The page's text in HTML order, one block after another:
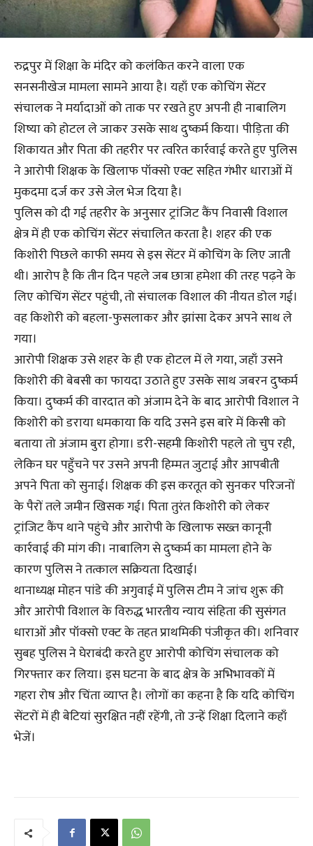
रुद्रपुर में शिक्षा के मंदिर को कलंकित करने वाला एक
सनसनीखेज मामला सामने आया है। यहाँ एक कोचिंग सेंटर
संचालक ने मर्यादाओं को ताक पर रखते हुए अपनी ही नाबालिग
शिष्या को होटल ले जाकर उसके साथ दुष्कर्म किया। पीड़िता की
शिकायत और पिता की तहरीर पर त्वरित कार्रवाई करते हुए पुलिस
ने आरोपी शिक्षक के खिलाफ पॉक्सो एक्ट सहित गंभीर धाराओं में
मुकदमा दर्ज कर उसे जेल भेज दिया है।
पुलिस को दी गई तहरीर के अनुसार ट्रांजिट कैंप निवासी विशाल
क्षेत्र में ही एक कोचिंग सेंटर संचालित करता है। शहर की एक
किशोरी पिछले काफी समय से इस सेंटर में कोचिंग के लिए जाती
थी। आरोप है कि तीन दिन पहले जब छात्रा हमेशा की तरह पढ़ने के
लिए कोचिंग सेंटर पहुंची, तो संचालक विशाल की नीयत डोल गई।
वह किशोरी को बहला-फुसलाकर और झांसा देकर अपने साथ ले
गया।
आरोपी शिक्षक उसे शहर के ही एक होटल में ले गया, जहाँ उसने
किशोरी की बेबसी का फायदा उठाते हुए उसके साथ जबरन दुष्कर्म
किया। दुष्कर्म की वारदात को अंजाम देने के बाद आरोपी विशाल ने
किशोरी को डराया धमकाया कि यदि उसने इस बारे में किसी को
बताया तो अंजाम बुरा होगा। डरी-सहमी किशोरी पहले तो चुप रही,
लेकिन घर पहुँचने पर उसने अपनी हिम्मत जुटाई और आपबीती
अपने पिता को सुनाई। शिक्षक की इस करतूत को सुनकर परिजनों
के पैरों तले जमीन खिसक गई। पिता तुरंत किशोरी को लेकर
ट्रांजिट कैंप थाने पहुंचे और आरोपी के खिलाफ सख्त कानूनी
कार्रवाई की मांग की। नाबालिग से दुष्कर्म का मामला होने के
कारण पुलिस ने तत्काल सक्रियता दिखाई।
थानाध्यक्ष मोहन पांडे की अगुवाई में पुलिस टीम ने जांच शुरू की
और आरोपी विशाल के विरुद्ध भारतीय न्याय संहिता की सुसंगत
धाराओं और पॉक्सो एक्ट के तहत प्राथमिकी पंजीकृत की। शनिवार
सुबह पुलिस ने घेराबंदी करते हुए आरोपी कोचिंग संचालक को
गिरफ्तार कर लिया। इस घटना के बाद क्षेत्र के अभिभावकों में
गहरा रोष और चिंता व्याप्त है। लोगों का कहना है कि यदि कोचिंग
सेंटरों में ही बेटियां सुरक्षित नहीं रहेंगी, तो उन्हें शिक्षा दिलाने कहाँ
भेजें।